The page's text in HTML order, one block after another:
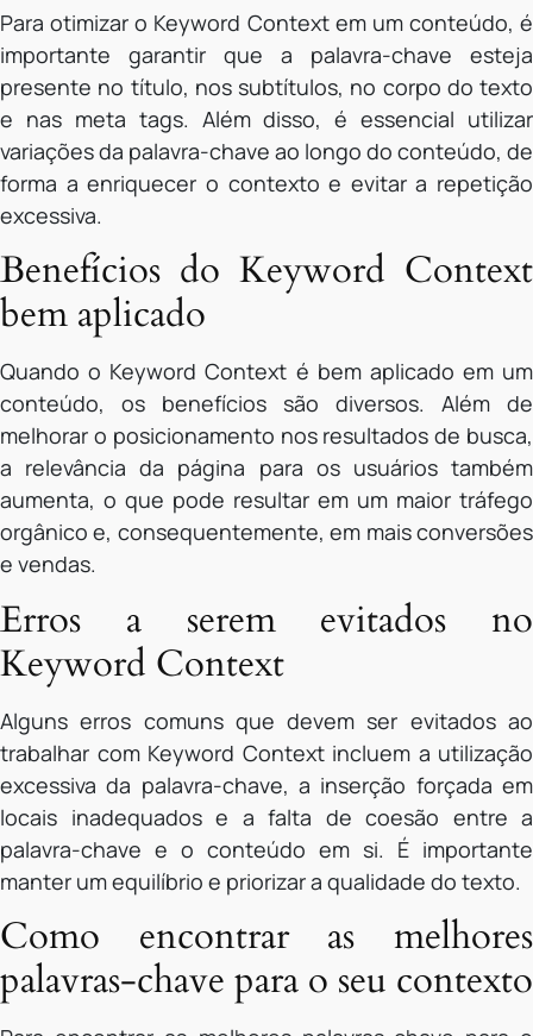
Para otimizar o Keyword Context em um conteúdo, é
importante garantir que a palavra-chave esteja
presente no título, nos subtítulos, no corpo do texto
e nas meta tags. Além disso, é essencial utilizar
variações da palavra-chave ao longo do conteúdo, de
forma a enriquecer o contexto e evitar a repetição
excessiva.
Benefícios do Keyword Context
bem aplicado
Quando o Keyword Context é bem aplicado em um
conteúdo, os benefícios são diversos. Além de
melhorar o posicionamento nos resultados de busca,
a relevância da página para os usuários também
aumenta, o que pode resultar em um maior tráfego
orgânico e, consequentemente, em mais conversões
e vendas.
Erros a serem evitados no
Keyword Context
Alguns erros comuns que devem ser evitados ao
trabalhar com Keyword Context incluem a utilização
excessiva da palavra-chave, a inserção forçada em
locais inadequados e a falta de coesão entre a
palavra-chave e o conteúdo em si. É importante
manter um equilíbrio e priorizar a qualidade do texto.
Como encontrar as melhores
palavras-chave para o seu contexto